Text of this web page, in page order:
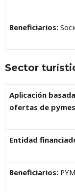
Beneficiarios:
Sector
Aplicación
ofertas de
Entidad
Beneficiarios: